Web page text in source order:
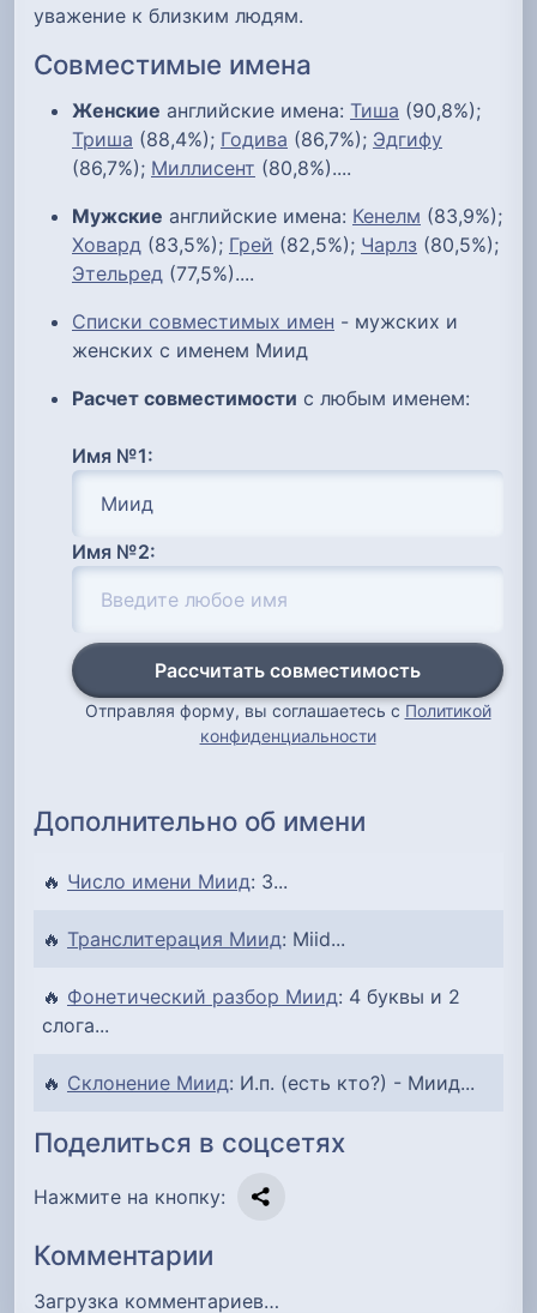
уважение к близким людям.
Совместимые имена
Женские английские имена: Тиша (90,8%);
Триша (88,4%); Годива (86,7%); Эдгифу
(86,7%); Миллисент (80,8%)....
Мужские английские имена: Кенелм (83,9%);
Ховард (83,5%); Грей (82,5%); Чарлз (80,5%);
Этельред (77,5%)....
Списки совместимых имен - мужских и
женских с именем Миид
Расчет совместимости с любым именем:
Имя №1:
Имя №2:
Рассчитать совместимость
Отправляя форму, вы соглашаетесь с Политикой
конфиденциальности
Дополнительно об имени
🔥 Число имени Миид: 3...
🔥 Транслитерация Миид: Miid...
🔥 Фонетический разбор Миид: 4 буквы и 2
слога...
🔥 Склонение Миид: И.п. (есть кто?) - Миид...
Поделиться в соцсетях
Нажмите на кнопку:
Комментарии
Загрузка комментариев…